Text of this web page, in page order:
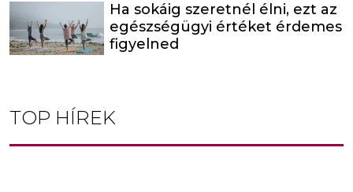
Ha sokáig szeretnél élni, ezt az
egészségügyi értéket érdemes
figyelned
TOP HÍREK